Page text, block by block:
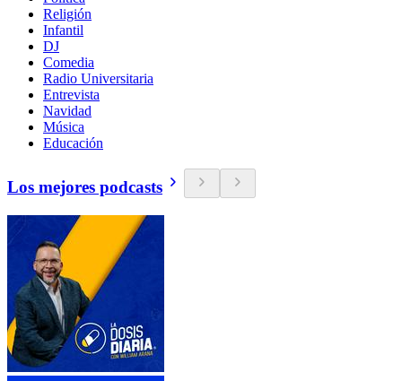
Religión
Infantil
DJ
Comedia
Radio Universitaria
Entrevista
Navidad
Música
Educación
Los mejores podcasts